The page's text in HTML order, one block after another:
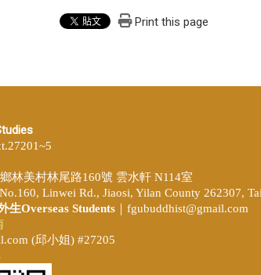
Print this page
鄉林美村林尾路160號 雲水軒 N114室
Linwei Rd., Jiaosi, Yilan County 262307,
生Overseas Students
fgubuddhist@gmail.com
(邱小姐) #27205